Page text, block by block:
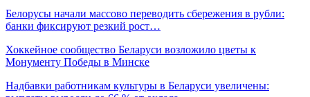
Белорусы начали массово переводить сбережения в рубли:
банки фиксируют резкий рост…
Хоккейное сообщество Беларуси возложило цветы к
Монументу Победы в Минске
Надбавки работникам культуры в Беларуси увеличены: